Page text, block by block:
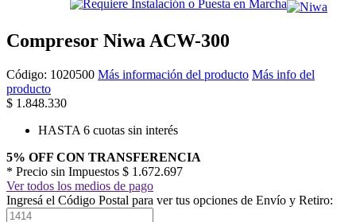
Compresor Niwa ACW-300
Código: 1020500 Más información del producto Más info del
producto
$ 1.848.330
HASTA 6 cuotas sin interés
5% OFF CON TRANSFERENCIA
* Precio sin Impuestos $ 1.672.697
Ver todos los medios de pago
Ingresá el Código Postal para ver tus opciones de Envío y Retiro: